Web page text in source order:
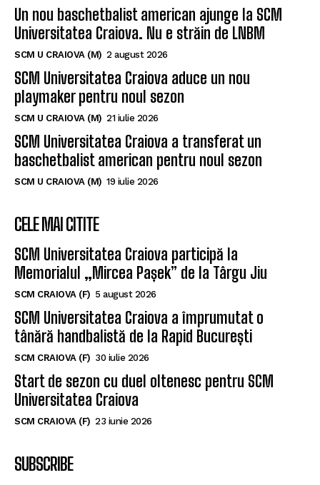
Un nou baschetbalist american ajunge la SCM
Universitatea Craiova. Nu e străin de LNBM
SCM U CRAIOVA (M) 2 august 2026
SCM Universitatea Craiova aduce un nou
playmaker pentru noul sezon
SCM U CRAIOVA (M) 21 iulie 2026
SCM Universitatea Craiova a transferat un
baschetbalist american pentru noul sezon
SCM U CRAIOVA (M) 19 iulie 2026
CELE MAI CITITE
SCM Universitatea Craiova participă la
Memorialul „Mircea Pașek” de la Târgu Jiu
SCM CRAIOVA (F) 5 august 2026
SCM Universitatea Craiova a împrumutat o
tânără handbalistă de la Rapid București
SCM CRAIOVA (F) 30 iulie 2026
Start de sezon cu duel oltenesc pentru SCM
Universitatea Craiova
SCM CRAIOVA (F) 23 iunie 2026
SUBSCRIBE